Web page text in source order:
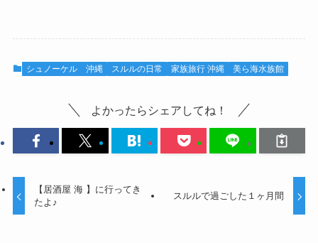
シュノーケル 沖縄 スルルの日常 家族旅行 沖縄 美ら海水族館
よかったらシェアしてね！
【居酒屋 海 】に行ってき
たよ♪
スルルで過ごした１ヶ月間